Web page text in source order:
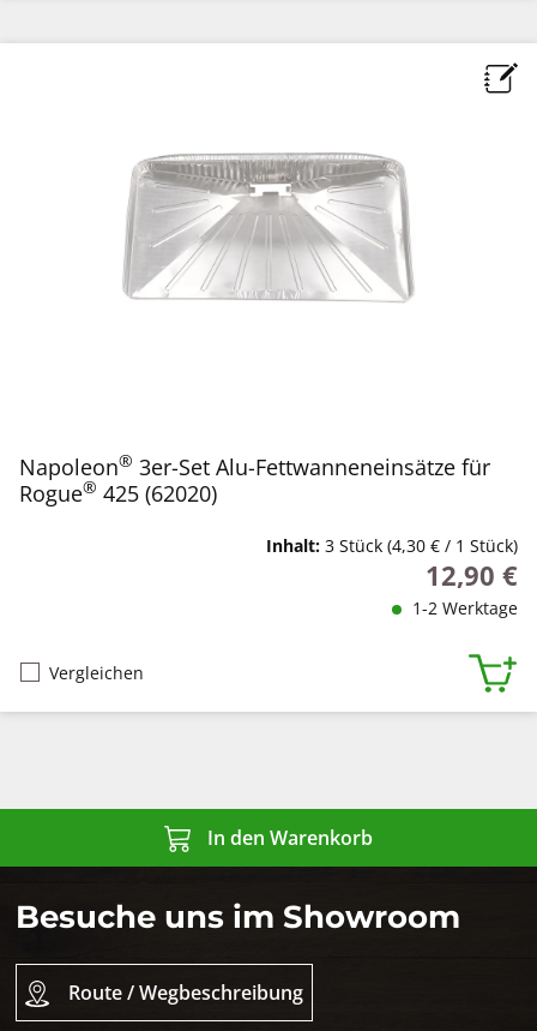
Napoleon® 3er-Set Alu-Fettwanneneinsätze für
Rogue® 425 (62020)
Inhalt: 3 Stück (4,30 € / 1 Stück)
Regulärer
12,90 €
1-2 Werktage
Vergleichen
In den Warenkorb
Besuche uns im Showroom
Route / Wegbeschreibung